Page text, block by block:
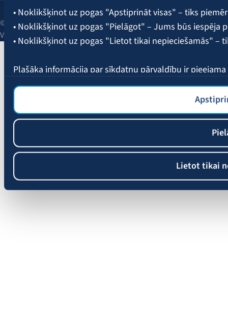
• Noklikšķinot uz pogas "Apstiprināt visas" – tiks
• Noklikšķinot uz pogas "Pielāgot" – Jums būs iespēja
• Noklikšķinot uz pogas "Lietot tikai nepieciešamās" –
Plašāka informācija par sīkdatņu pārvaldību ir pieejama
Lietot tikai
© 2026 AAS BALTA | Skanstes iela 25, Rīga, LV-1013, Latvija.
Vienotais reģ. Nr. 40003049409.